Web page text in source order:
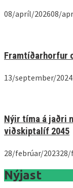
08/apríl/202608/
Framtíðarhorfur
13/september/2024
Nýir tíma á jaðri
viðskiptalíf 2045
28/febrúar/202328/
Nýjast